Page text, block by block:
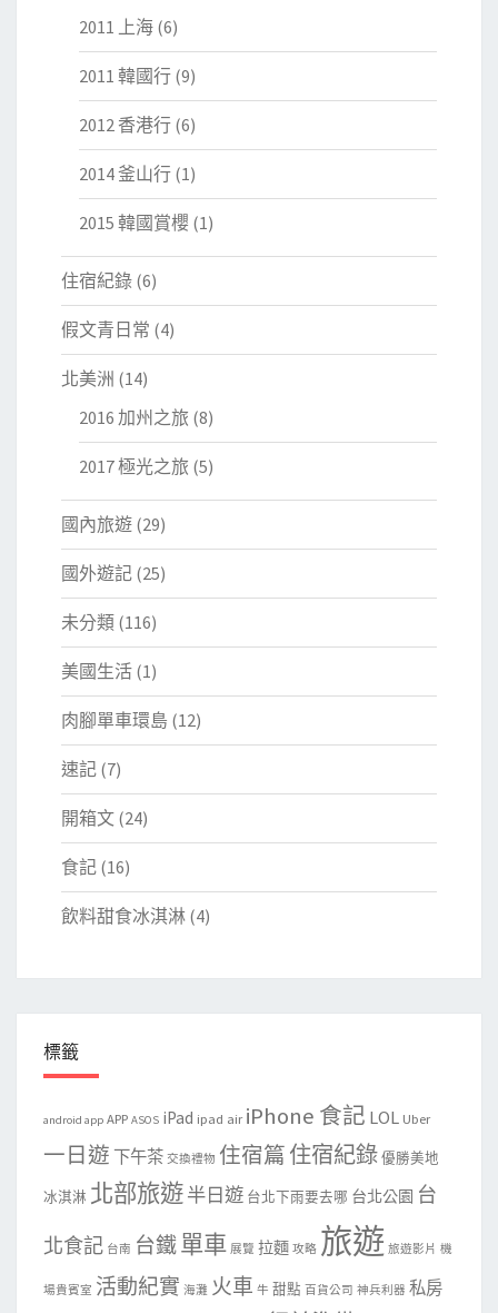
2011 上海 (6)
2011 韓國行 (9)
2012 香港行 (6)
2014 釜山行 (1)
2015 韓國賞櫻 (1)
住宿紀錄 (6)
假文青日常 (4)
北美洲 (14)
2016 加州之旅 (8)
2017 極光之旅 (5)
國內旅遊 (29)
國外遊記 (25)
未分類 (116)
美國生活 (1)
肉腳單車環島 (12)
速記 (7)
開箱文 (24)
食記 (16)
飲料甜食冰淇淋 (4)
標籤
android app APP ASOS iPad ipad air iPhone 食記 LOL Uber
一日遊 下午茶 交換禮物 住宿篇 住宿紀錄 優勝美地
冰淇淋 北部旅遊半日遊 台北下雨要去哪 台北公園 台
北食記 台南 台鐵單車 展覽 拉麵 攻略 旅遊 旅遊影片 機
場貴賓室 活動紀實 海灘 火車 牛 甜點 百貨公司 神兵利器 私房